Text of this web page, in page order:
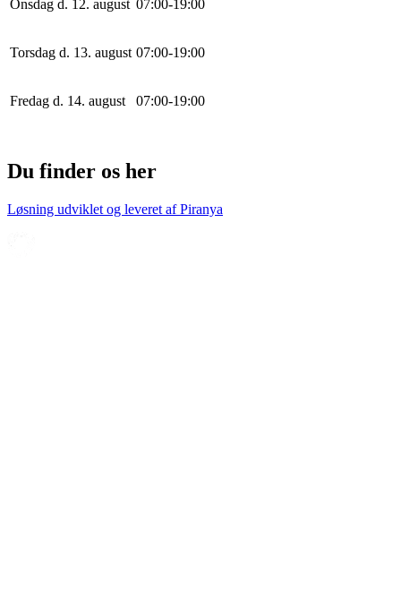
Onsdag d. 12. august 07:00-19:00
Torsdag d. 13. august 07:00-19:00
Fredag d. 14. august 07:00-19:00
Du finder os her
Løsning udviklet og leveret afPiranya